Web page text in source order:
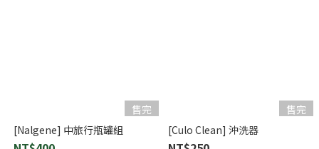
售完
[Nalgene] 中旅行瓶罐組
售完
[Culo Clean] 沖洗器